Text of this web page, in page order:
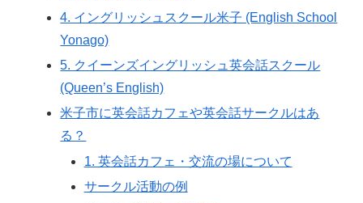
4. イングリッシュスクール米子 (English School
Yonago)
5. クイーンズイングリッシュ英会話スクール
(Queen’s English)
米子市に英会話カフェや英会話サークルはあ
る？
1. 英会話カフェ・交流の場について
サークル活動の例